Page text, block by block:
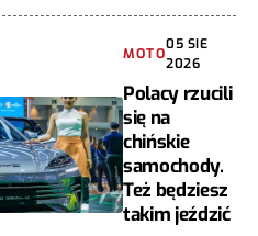
MOTO
05 SIE
2026
Polacy rzucili
się na
chińskie
samochody.
Też będziesz
takim jeździć